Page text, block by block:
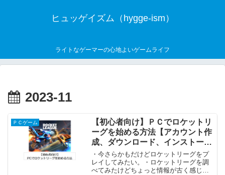
ヒュッゲイズム（hygge-ism）
ライトなゲーマーの心地よいゲームライフ
2023-11
ＰＣゲーム
【初心者向け】ＰＣでロケットリ
ーグを始める方法【アカウント作
成、ダウンロード、インストー
ル、設定など】
・今さらかもだけどロケットリーグをプ
レイしてみたい。・ロケットリーグを調
べてみたけどちょっと情報が古く感じ